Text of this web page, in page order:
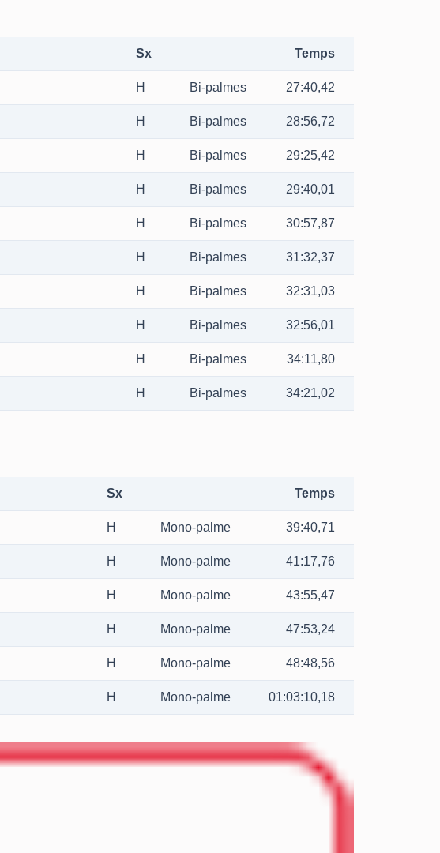
Sx Temps
H Bi-palmes 27:40,42
H Bi-palmes 28:56,72
H Bi-palmes 29:25,42
H Bi-palmes 29:40,01
H Bi-palmes 30:57,87
H Bi-palmes 31:32,37
H Bi-palmes 32:31,03
H Bi-palmes 32:56,01
H Bi-palmes 34:11,80
H Bi-palmes 34:21,02
Sx Temps
H Mono-palme 39:40,71
H Mono-palme 41:17,76
H Mono-palme 43:55,47
H Mono-palme 47:53,24
H Mono-palme 48:48,56
H Mono-palme 01:03:10,18